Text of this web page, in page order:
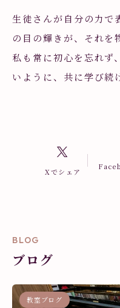
生徒さんが自分の力で
の目の輝きが、それを
私も常に初心を忘れず
いように、共に学び続
Xでシェア
BLOG
ブログ
教室ブログ